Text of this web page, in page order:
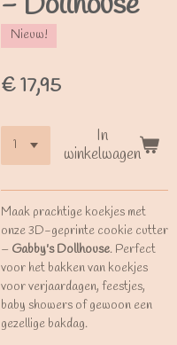
Nieuw!
€ 17,95
In
winkelwagen
Maak prachtige koekjes met
onze 3D-geprinte cookie cutter
– Gabby's Dollhouse. Perfect
voor het bakken van koekjes
voor verjaardagen, feestjes,
baby showers of gewoon een
gezellige bakdag.